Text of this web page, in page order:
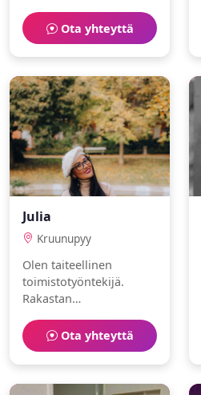
kalastus.Ota yhteyttä
Julia
Kruunupyy
Olen taiteellinen
toimistotyöntekijä.
Rakastan
Haen kumppania
elämän seikkailuihin.
Ota yhteyttä